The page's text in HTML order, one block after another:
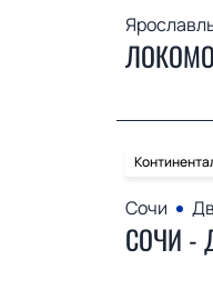
Сочи
СОЧИ -